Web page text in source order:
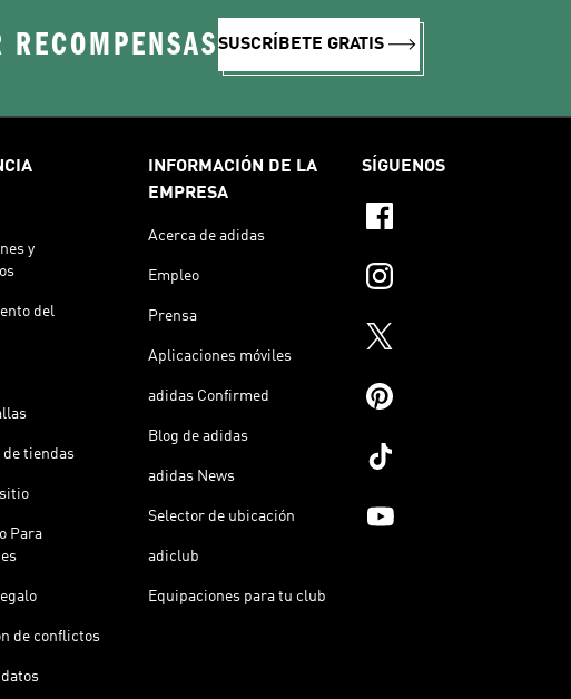
SUSCRÍBETE GRATIS
y
del
de tiendas
Para
de conflictos
INFORMACIÓN DE LA
EMPRESA
Acerca de adidas
Empleo
Prensa
Aplicaciones móviles
adidas Confirmed
Blog de adidas
adidas News
Selector de ubicación
adiclub
Equipaciones para tu club
SÍGUENOS